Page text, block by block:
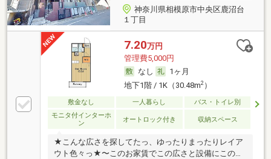
神奈川県相模原市中央区鹿沼台
１丁目
7.20万円
管理費5,000円
なし
1ヶ月
地下1階 / 1K（30.48m2）
敷金なし 一人暮らし
バス・トイレ別
モニタ付インターホ
ン
オートロック付き 収納スペース
★こんな広さを探してたっ、ゆったりまったりレイア
ウト色々っ★〜このお家賃でこの広さと設備にこの近